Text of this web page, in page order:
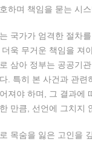
하며 책임을 묻는 시
국가가 엄격한 절차
욱 무거운 책임을 져
삼아 정부는 공공기
. 특히 본 사건과 관
져야 하며, 그 결과에
만큼, 선언에 그치지
목숨을 잃은 고인을